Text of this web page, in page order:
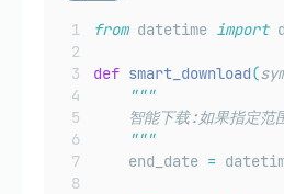
from datetime import
def smart_download(
"""
智能下载:如果指定范
"""
    end_date
=